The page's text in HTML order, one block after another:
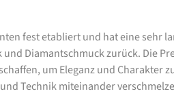
fest etabliert und hat eine
Diamantschmuck zurück. Die
um Eleganz und Charakter
Technik miteinander